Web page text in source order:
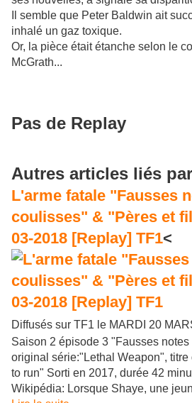
Il semble que Peter Baldwin ait
inhalé un gaz toxique.
Or, la pièce était étanche selon le
McGrath...
Pas de Replay
Autres articles liés
L'arme fatale "Fausses
coulisses" & "Pères et
03-2018 [Replay] TF1<
Diffusés sur TF1 le MARDI 20
Saison 2 épisode 3 "Fausses
original série:"Lethal Weapon",
to run" Sorti en 2017, durée 42
Wikipédia: Lorsque Shaye, une